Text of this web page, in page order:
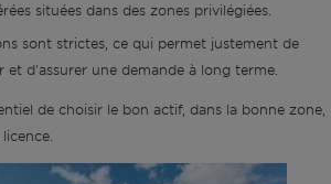
situées dans des zones privilégiées.
sont strictes, ce qui permet justement de
et d'assurer une demande à long terme.
de choisir le bon actif, dans la bonne zone,